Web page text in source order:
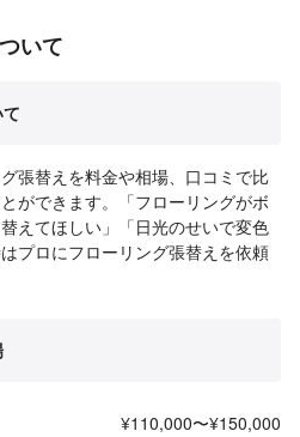
いて
張替えを料金や相場、口コミで比
ができます。「フローリングがボ
えてほしい」「日光のせいで変色
プロにフローリング張替えを依頼
¥110,000〜¥150,000